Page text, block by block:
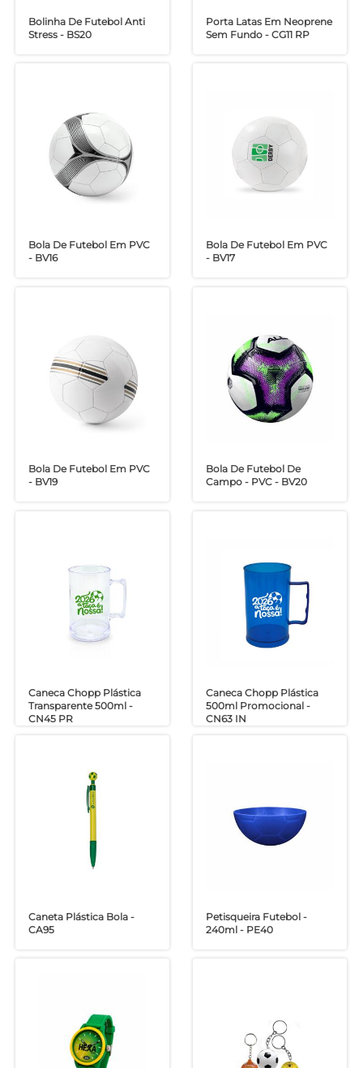
Bolinha De Futebol Anti
Stress - BS20
Porta Latas Em Neoprene
Sem Fundo - CG11 RP
Bola De Futebol Em PVC
- BV16
Bola De Futebol Em PVC
- BV17
Bola De Futebol Em PVC
- BV19
Bola De Futebol De
Campo - PVC - BV20
Caneca Chopp Plástica
Transparente 500ml -
CN45 PR
Caneca Chopp Plástica
500ml Promocional -
CN63 IN
Caneta Plástica Bola -
CA95
Petisqueira Futebol -
240ml - PE40